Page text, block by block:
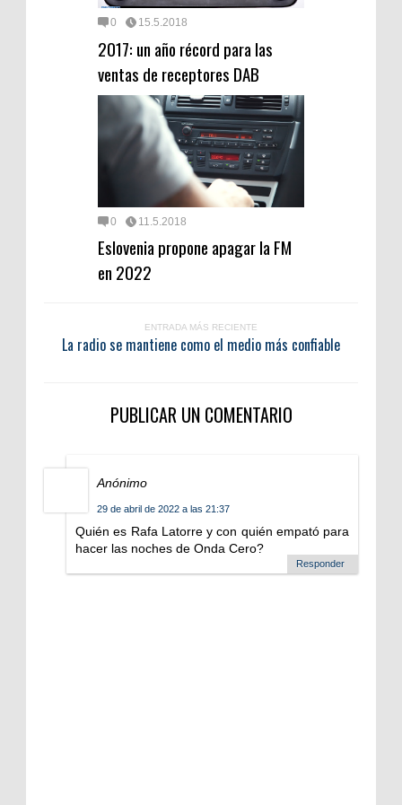
0 15.5.2018
2017: un año récord para las
ventas de receptores DAB
0 11.5.2018
Eslovenia propone apagar la FM
en 2022
ENTRADA MÁS RECIENTE
La radio se mantiene como el medio más confiable
PUBLICAR UN COMENTARIO
Anónimo
29 de abril de 2022 a las 21:37
Quién es Rafa Latorre y con quién empató para
hacer las noches de Onda Cero?
Responder